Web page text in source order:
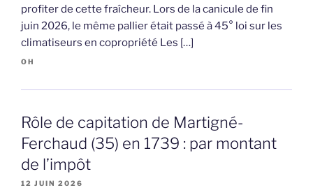
profiter de cette fraîcheur. Lors de la canicule de fin
juin 2026, le même pallier était passé à 45° loi sur les
climatiseurs en copropriété Les […]
OH
Rôle de capitation de Martigné-
Ferchaud (35) en 1739 : par montant
de l’impôt
12 JUIN 2026